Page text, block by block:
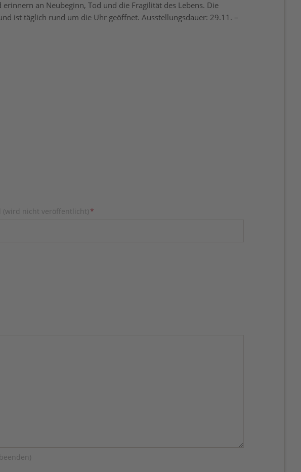
an Neubeginn, Tod und die Fragilität des Lebens. Die
ist täglich rund um die Uhr geöffnet. Ausstellungsdauer: 29.11. –
(wird nicht veröffentlicht)*